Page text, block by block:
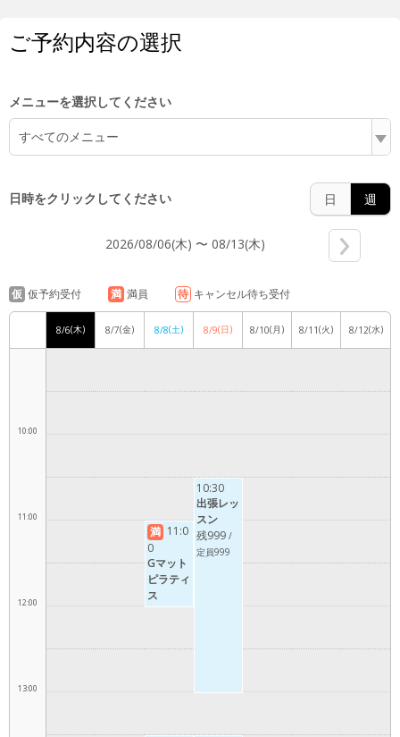
ご予約内容の選択
メニューを選択してください
すべてのメニュー
日時をクリックしてください 日 週
2026/08/06(木) 〜 08/13(木)
仮 仮予約受付 満 満員 待 キャンセル待ち受付
8/6(木) 8/7(金) 8/8(土) 8/9(日) 8/10(月) 8/11(火) 8/12(水)
10:00
11:00
12:00
13:00
満 11:0
0
Gマット
ピラティ
ス
10:30
出張レッ
スン
残999 /
定員999